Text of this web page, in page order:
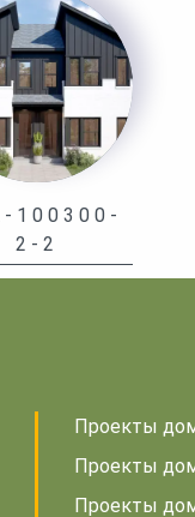
100300-
2-2
Проекты
Проекты
Проекты